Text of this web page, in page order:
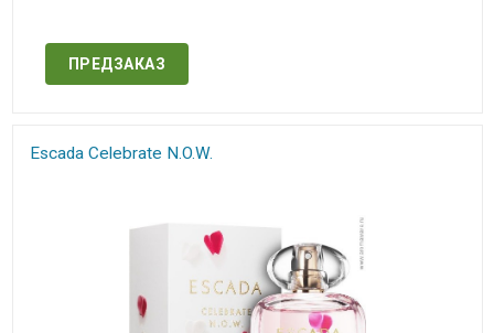
ПРЕДЗАКАЗ
Escada Celebrate​ N.O.W.